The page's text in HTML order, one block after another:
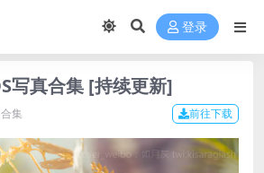
登录
写真合集 [持续更新]
集 前往下载